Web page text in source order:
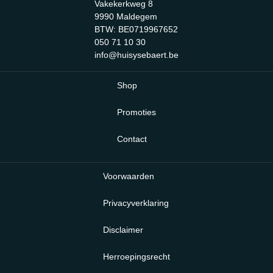
Vakekerkweg 8
9990 Maldegem
BTW: BE0719967652
050 71 10 30
info@huisysebaert.be
Shop
Promoties
Contact
Voorwaarden
Privacyverklaring
Disclaimer
Herroepingsrecht